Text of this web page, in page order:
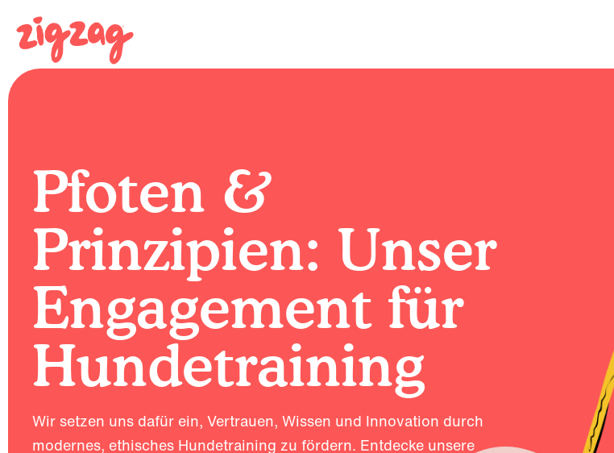
Pfoten &
Prinzipien: Unser
Engagement für
Hundetraining
Wir setzen uns dafür ein, Vertrauen, Wissen und Innovation durch
modernes, ethisches Hundetraining zu fördern. Entdecke unsere